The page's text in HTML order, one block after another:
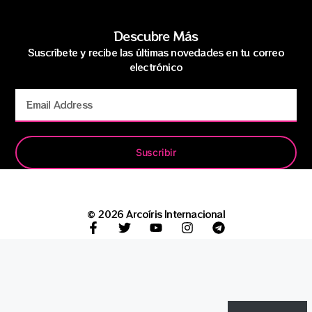
Descubre Más
Suscríbete y recibe las últimas novedades en tu correo
electrónico
Suscribir
© 2026 Arcoíris Internacional